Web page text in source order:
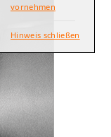
vornehmen
Hinweis schließen